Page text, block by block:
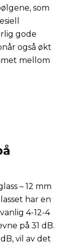
som
gode
også økt
mellom
– 12 mm
har en
4-12-4
på 31 dB.
vil av det